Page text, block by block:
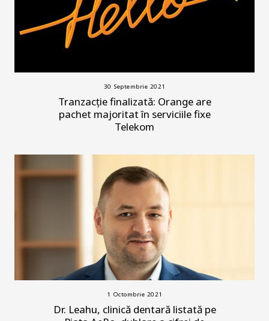
30 Septembrie 2021
Tranzacție finalizată: Orange are
pachet majoritat în serviciile fixe
Telekom
1 Octombrie 2021
Dr. Leahu, clinică dentară listată pe